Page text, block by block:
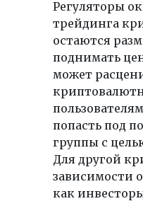
Регуляторы
трейдинга
остаются
поднимать
может
попасть под
группы с
Для другой
зависимости
как